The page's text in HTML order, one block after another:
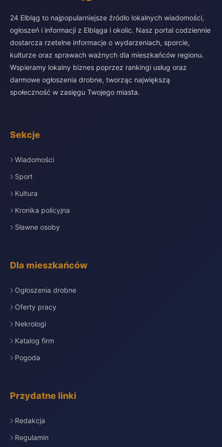
24 Elbląg to najpopularniejsze źródło lokalnych wiadomości,
ogłoszeń i informacji z Elbląga i okolic. Nasz portal codziennie
dostarcza rzetelne informacje o wydarzeniach, sporcie,
kulturze oraz sprawach ważnych dla mieszkańców regionu.
Wspieramy lokalny biznes poprzez rankingi usług oraz
darmowe ogłoszenia drobne, tworząc największą
społeczność w zasięgu Twojego miasta.
Sekcje
Wiadomości
Sport
Kultura
Kronika policyjna
Sławne osoby
Dla mieszkańców
Ogłoszenia drobne
Oferty pracy
Nekrologi
Katalog firm
Pogoda
Przydatne linki
Redakcja
Regulamin